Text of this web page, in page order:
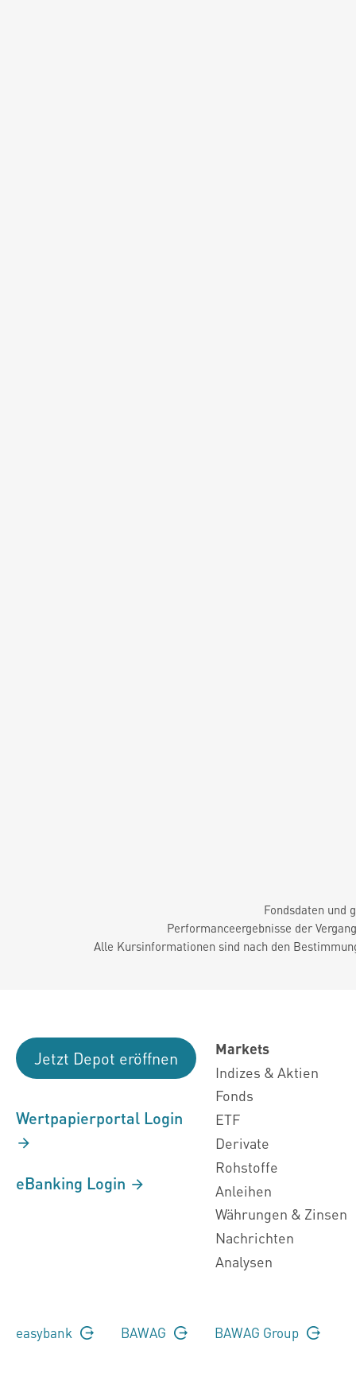
Fondsdaten und
Performanceergebnisse der
Alle Kursinformationen sind nach den
Jetzt Depot eröffnen
Wertpapierportal Login
eBanking Login
Markets
Indizes & Aktien
Fonds
ETF
Derivate
Rohstoffe
Anleihen
Währungen & Zinsen
Nachrichten
Analysen
easybank BAWAG BAWAG Group